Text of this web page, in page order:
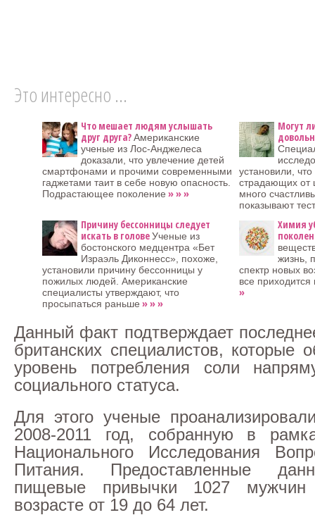
Это интересно ...
Что мешает людям услышать
друг друга?Американские
ученые из Лос-Анджелеса
доказали, что увлечение детей
смартфонами и прочими современными
гаджетами таит в себе новую опасность.
Подрастающее поколение » » »
Могут
установили,
страдающих от
много
показывают
Причину бессонницы следует
искать в головеУченые из
бостонского медцентра «Бет
Израэль Диконнесс», похоже,
установили причину бессонницы у
пожилых людей. Американские
специалисты утверждают, что
просыпаться раньше » » »
Химия
жизнь,
спектр новых
все приходится
»
Данный факт подтверждает
британских специалистов, которые
уровень потребления соли
социального статуса.
Для этого ученые
2008-2011 год, собранную в
Национального Исследования
Питания. Предоставленные
пищевые привычки 1027
возрасте от 19 до 64 лет.